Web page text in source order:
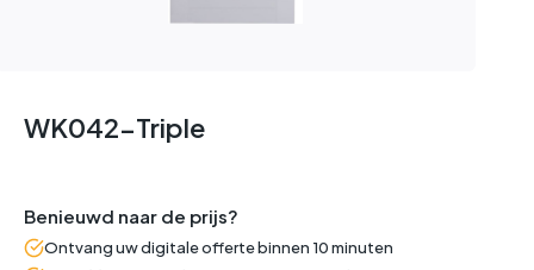
WK042-Triple
Benieuwd naar de prijs?
Ontvang uw digitale offerte binnen 10 minuten